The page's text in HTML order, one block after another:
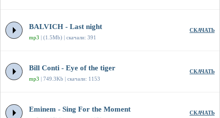
BALVICH - Last night
mp3 | (1.5Mb) | скачали: 391
СКАЧАТЬ
Bill Conti - Eye of the tiger
mp3 | 749.3Kb | скачали: 1153
СКАЧАТЬ
Eminem - Sing For the Moment СКАЧАТЬ